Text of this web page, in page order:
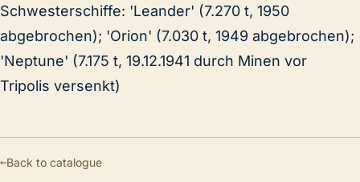
Schwesterschiffe: 'Leander' (7.270 t, 1950
abgebrochen); 'Orion' (7.030 t, 1949 abgebrochen);
'Neptune' (7.175 t, 19.12.1941 durch Minen vor
Tripolis versenkt)
←Back to catalogue